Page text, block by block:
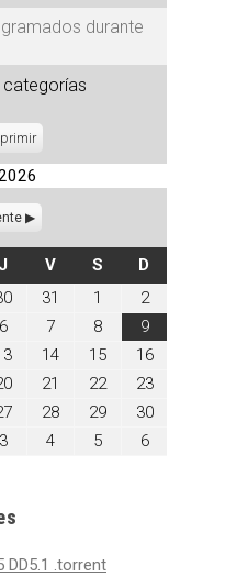
durante
Vistas
J JUEVES
VVIERNES
SSÁBADO
D
julio
31 1
agosto
2026
2agosto
2,
2026
6agosto
6,
2026
7agosto
7,
2026
8agosto
8,
2026
9agosto
9,
2026
agosto
2026
14agosto
2026
15agosto
2026
16agosto
2026
agosto
20,
2026
21
agosto
2026
22agosto
2026
23agosto
23,
2026
agosto
28agosto
29agosto
30agosto
3septiembre
4septiembre
5septiembre
6septiembre
DD5.1 .torrent